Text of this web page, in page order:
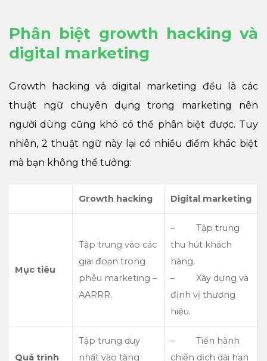
Phân biệt growth hacking và
digital marketing
Growth hacking và digital marketing đều là các
thuật ngữ chuyên dụng trong marketing nên
người dùng cũng khó có thể phân biệt được. Tuy
nhiên, 2 thuật ngữ này lại có nhiều điểm khác biệt
mà bạn không thể tưởng:
Growth hacking Digital marketing
Mục tiêu
Tập trung vào các
giai đoạn trong
phễu marketing –
AARRR.
– Tập trung
thu hút khách
hàng.
– Xây dựng và
định vị thương
hiệu.
Quá trình
Tập trung duy
nhất vào tăng
– Tiến hành
chiến dịch dài hạn